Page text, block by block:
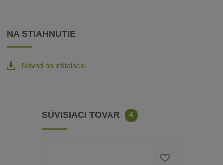
NA STIAHNUTIE
Návod na inštaláciu
SÚVISIACI TOVAR 4